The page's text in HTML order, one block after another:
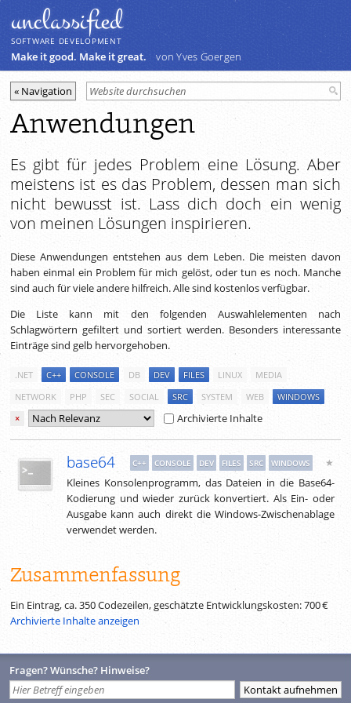
unclassiﬁed
SOFTWARE DEVELOPMENT
Make it good. Make it great. von Yves Goergen
Anwendungen
Es gibt für jedes Problem eine Lösung. Aber
meistens ist es das Problem, dessen man sich
nicht bewusst ist. Lass dich doch ein wenig
von meinen Lösungen inspirieren.
Diese Anwendungen entstehen aus dem Leben. Die meisten davon
haben einmal ein Problem für mich gelöst, oder tun es noch. Manche
sind auch für viele andere hilfreich. Alle sind kostenlos verfügbar.
Die Liste kann mit den folgenden Auswahlelementen nach
Schlagwörtern gefiltert und sortiert werden. Besonders interessante
Einträge sind gelb hervorgehoben.
.NET C++ CONSOLE DB DEV FILES LINUX
MEDIA
NETWORK
PHP SEC SOCIAL SRC SYSTEM WEB
WINDOWS
×
Archivierte Inhalte
base64 C++ CONSOLE DEV FILES SRC WINDOWS ★
Kleines Konsolenprogramm, das Dateien in die Base64-
Kodierung und wieder zurück konvertiert. Als Ein- oder
Ausgabe kann auch direkt die Windows-Zwischenablage
verwendet werden.
Zusammenfassung
Ein Eintrag, ca.350Codezeilen, geschätzte Entwicklungskosten:700 €
Archivierte Inhalte anzeigen
Fragen? Wünsche? Hinweise?